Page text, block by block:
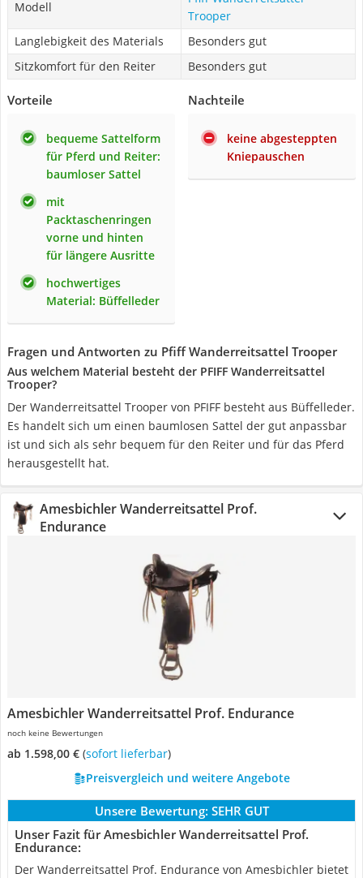
Modell
Trooper
Langlebigkeit des Materials
Besonders gut
Sitzkomfort für den Reiter
Besonders gut
Vorteile
bequeme Sattelform
für Pferd und Reiter:
baumloser Sattel
mit
Packtaschenringen
vorne und hinten
für längere Ausritte
hochwertiges
Material: Büffelleder
Nachteile
keine abgesteppten
Kniepauschen
Fragen und Antworten zu Pfiff Wanderreitsattel Trooper
Aus welchem Material besteht der PFIFF Wanderreitsattel
Trooper?
Der Wanderreitsattel Trooper von PFIFF besteht aus Büffelleder.
Es handelt sich um einen baumlosen Sattel der gut anpassbar
ist und sich als sehr bequem für den Reiter und für das Pferd
herausgestellt hat.
Amesbichler Wanderreitsattel Prof.
Endurance
Amesbichler Wanderreitsattel Prof. Endurance
noch keine Bewertungen
ab 1.598,00 € ( Sofort lieferbar)
Preisvergleich und weitere Angebote
Unsere Bewertung: SEHR GUT
Unser Fazit für Amesbichler Wanderreitsattel Prof.
Endurance:
Der Wanderreitsattel Prof. Endurance von Amesbichler bietet